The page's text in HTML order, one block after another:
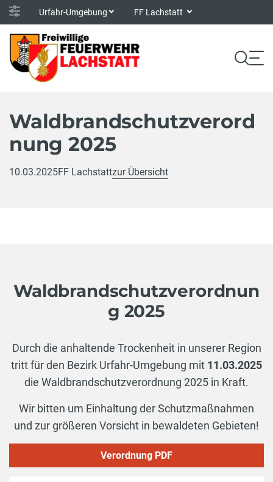
Urfahr-Umgebung FF Lachstatt
Waldbrandschutzverord
nung 2025
10.03.2025FF Lachstattzur Übersicht
Waldbrandschutzverordnun
g 2025
Durch die anhaltende Trockenheit in unserer Region
tritt für den Bezirk Urfahr-Umgebung mit 11.03.2025
die Waldbrandschutzverordnung 2025 in Kraft.
Wir bitten um Einhaltung der Schutzmaßnahmen
und zur größeren Vorsicht in bewaldeten Gebieten!
Verordnung PDF